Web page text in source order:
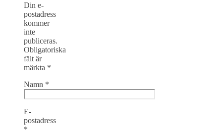
Din e-
postadress
kommer
inte
publiceras.
Obligatoriska
fält är
märkta *
Namn *
E-
postadress
*